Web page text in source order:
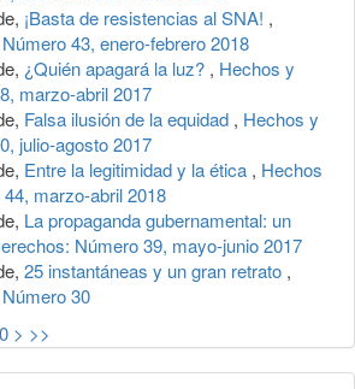
¡Basta de resistencias al SNA! ,
43, enero-febrero 2018
¿Quién apagará la luz? , Hechos y
marzo-abril 2017
Falsa ilusión de la equidad , Hechos y
julio-agosto 2017
Entre la legitimidad y la ética , Hechos
marzo-abril 2018
La propaganda gubernamental: un
Número 39, mayo-junio 2017
25 instantáneas y un gran retrato ,
30
> >>